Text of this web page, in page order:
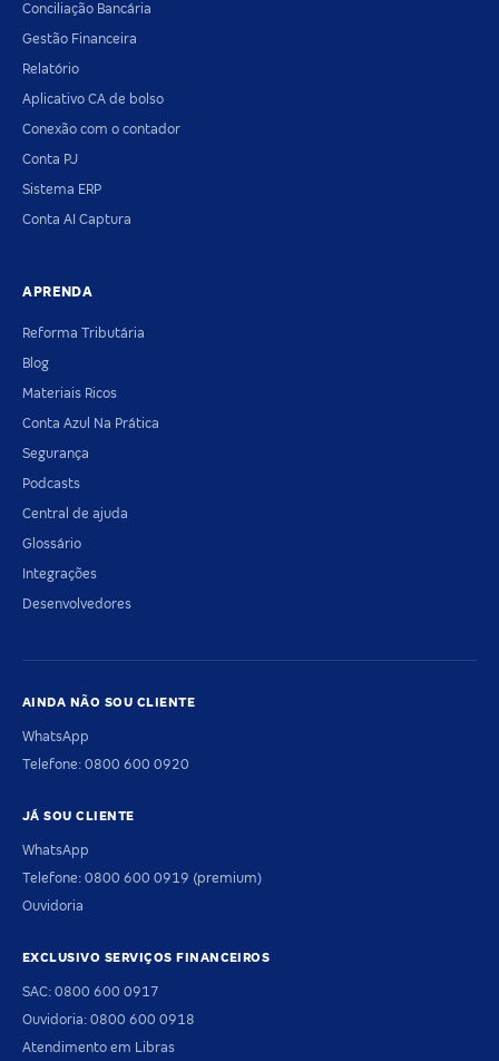
Conciliação Bancária
Gestão Financeira
Relatório
Aplicativo CA de bolso
Conexão com o contador
Conta PJ
Sistema ERP
Conta AI Captura
APRENDA
Reforma Tributária
Blog
Materiais Ricos
Conta Azul Na Prática
Segurança
Podcasts
Central de ajuda
Glossário
Integrações
Desenvolvedores
AINDA NÃO SOU CLIENTE
WhatsApp
Telefone: 0800 600 0920
JÁ SOU CLIENTE
WhatsApp
Telefone: 0800 600 0919 (premium)
Ouvidoria
EXCLUSIVO SERVIÇOS FINANCEIROS
SAC: 0800 600 0917
Ouvidoria: 0800 600 0918
Atendimento em Libras